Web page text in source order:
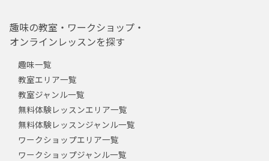
趣味の教室・ワークショップ・
オンラインレッスンを探す
趣味一覧
教室エリア一覧
教室ジャンル一覧
無料体験レッスンエリア一覧
無料体験レッスンジャンル一覧
ワークショップエリア一覧
ワークショップジャンル一覧